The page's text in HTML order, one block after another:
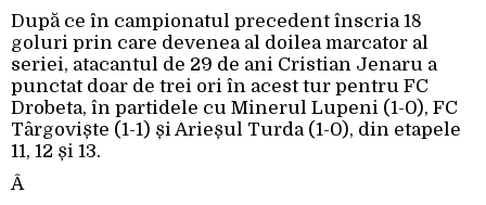
După ce în campionatul precedent înscria 18
goluri prin care devenea al doilea marcator al
seriei, atacantul de 29 de ani Cristian Jenaru a
punctat doar de trei ori în acest tur pentru FC
Drobeta, în partidele cu Minerul Lupeni (1-0), FC
Târgoviște (1-1) și Arieșul Turda (1-0), din etapele
11, 12 și 13.
Â